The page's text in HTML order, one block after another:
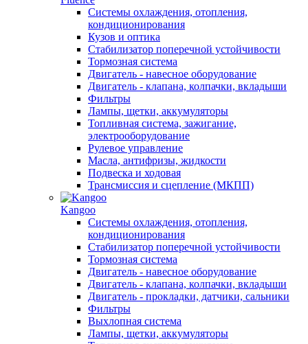
Системы охлаждения, отопления,
кондиционирования
Кузов и оптика
Стабилизатор поперечной устойчивости
Тормозная система
Двигатель - навесное оборудование
Двигатель - клапана, колпачки, вкладыши
Фильтры
Лампы, щетки, аккумуляторы
Топливная система, зажигание,
электрооборудование
Рулевое управление
Масла, антифризы, жидкости
Подвеска и ходовая
Трансмиссия и сцепление (МКПП)
Kangoo
Системы охлаждения, отопления,
кондиционирования
Стабилизатор поперечной устойчивости
Тормозная система
Двигатель - навесное оборудование
Двигатель - клапана, колпачки, вкладыши
Двигатель - прокладки, датчики, сальники
Фильтры
Выхлопная система
Лампы, щетки, аккумуляторы